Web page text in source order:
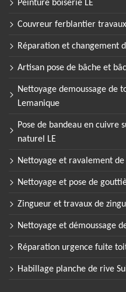
Peinture boiserie LE
Couvreur ferblantier
Réparation et changement
Artisan pose de bâche et
Nettoyage demoussage de
Lemanique
Pose de bandeau en cuivre
naturel LE
Nettoyage et ravalement
Nettoyage et pose de
Zingueur et travaux de
Nettoyage et démoussage
Réparation urgence fuite
Habillage planche de rive